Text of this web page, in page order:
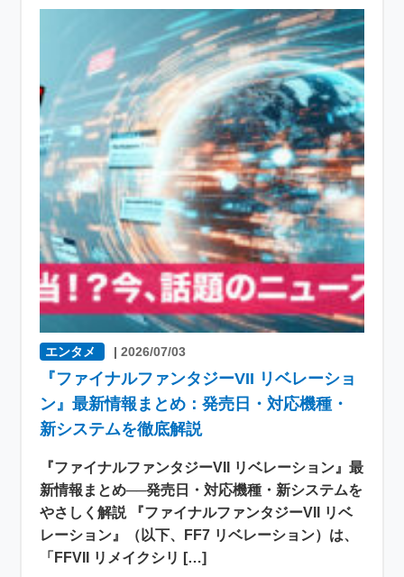
エンタメ |2026/07/03
『ファイナルファンタジーVII リベレーショ
ン』最新情報まとめ：発売日・対応機種・
新システムを徹底解説
『ファイナルファンタジーVII リベレーション』最
新情報まとめ──発売日・対応機種・新システムを
やさしく解説 『ファイナルファンタジーVII リベ
レーション』（以下、FF7 リベレーション）は、
「FFVII リメイクシリ […]